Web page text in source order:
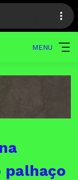
MENU
palhaço